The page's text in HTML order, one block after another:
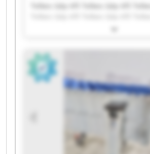
Telkes Gép Kft Telkes Gép Kft
Telkes Gép Kft Telkes Gép Kft
Telkes Gép Kft Telkes Gép Kft
Telkes Gép Kft Telkes Gép Kft
Telkes Gép Kft Telkes Gép Kft